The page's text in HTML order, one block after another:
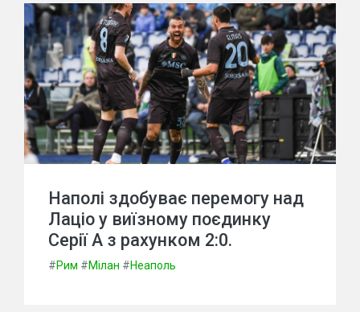
Наполі здобуває перемогу над
Лаціо у виїзному поєдинку
Серії А з рахунком 2:0.
#Рим #Мілан #Неаполь